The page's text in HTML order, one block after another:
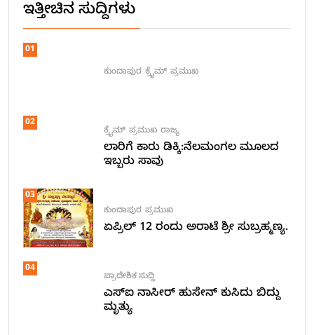
ಇತ್ತೀಚಿನ ಸುದ್ದಿಗಳು
01
ಕುಂದಾಪುರ ಕ್ರೈಮ್ ಪ್ರಮುಖ
02
ಕ್ರೈಮ್ ಪ್ರಮುಖ ರಾಜ್ಯ
ಲಾರಿಗೆ ಕಾರು ಡಿಕ್ಕಿ:ನೆಲಮಂಗಲ ಮೂಲದ
ಇಬ್ಬರು ಸಾವು
03
ಕುಂದಾಪುರ ಪ್ರಮುಖ
ಏಪ್ರಿಲ್ 12 ರಂದು ಅರಾಟೆ ಶ್ರೀ ಸುಬ್ರಹ್ಮಣ್ಯ.
04
ಪ್ರಾದೇಶಿಕ ಸುದ್ದಿ
ಎಸ್ಐ ನಾಸೀರ್ ಹುಸೇನ್ ಕುಸಿದು ಬಿದ್ದು
ಮೃತ್ಯು